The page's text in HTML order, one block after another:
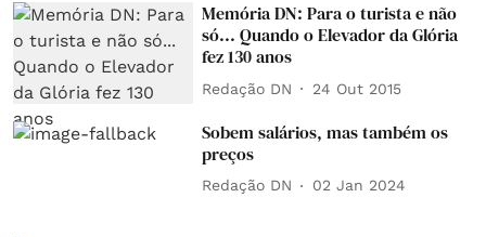
Memória DN: Para o turista e não
só... Quando o Elevador da Glória
fez 130 anos
Redação DN 24 Out 2015
Sobem salários, mas também os
preços
Redação DN 02 Jan 2024